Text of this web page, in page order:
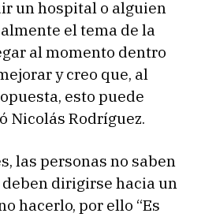
un hospital o alguien
el tema de la
al momento dentro
y creo que, al
esto puede
Nicolás Rodríguez.
las personas no saben
dirigirse hacia un
hacerlo, por ello “Es